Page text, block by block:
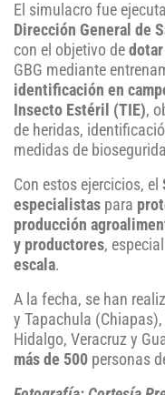
El simulacro fue
Dirección General de
con el objetivo de
GBG mediante
identificación en
Insecto Estéril (TIE),
de heridas,
medidas de
Con estos ejercicios, el
especialistas para
producción
y productores,
escala.
A la fecha, se han
y Tapachula
Hidalgo, Veracruz y
más de 500 personas